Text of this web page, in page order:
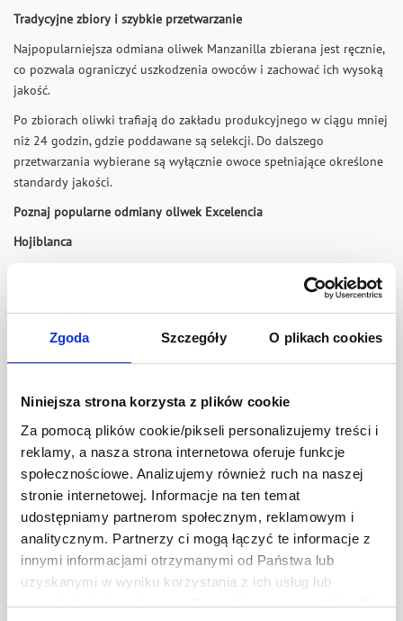
Zgoda Szczegóły O plikach cookies
Niniejsza strona korzysta z plików cookie
Za pomocą plików cookie/pikseli personalizujemy treści i
reklamy, a nasza strona internetowa oferuje funkcje
społecznościowe. Analizujemy również ruch na naszej
stronie internetowej. Informacje na ten temat
udostępniamy partnerom społecznym, reklamowym i
analitycznym. Partnerzy ci mogą łączyć te informacje z
innymi informacjami otrzymanymi od Państwa lub
uzyskanymi w wyniku korzystania z ich usług lub
przeglądania innych stron. Zezwalając na wszystkie pliki
Tradycyjne zbiory i szybkie przetwarzanie
Najpopularniejsza odmiana oliwek Manzanilla zbierana jest ręcznie,
co pozwala ograniczyć uszkodzenia owoców i zachować ich wysoką
jakość.
Po zbiorach oliwki trafiają do zakładu produkcyjnego w ciągu mniej
niż 24 godzin, gdzie poddawane są selekcji. Do dalszego
przetwarzania wybierane są wyłącznie owoce spełniające określone
standardy jakości.
Poznaj popularne odmiany oliwek Excelencia
Hojiblanca
delikatnym smakiem i wszechstronnym zastosowaniem kulinarnym.
Doskonale komponują się z:
sałatkami,
marynowanymi mięsami,
przekąskami kuchni śródziemnomorskiej.
Manzanilla
Manzanilla to jedna z najbardziej rozpoznawalnych odmian
hiszpańskich oliwek. Wyróżnia się regularnym, okrągłym kształtem
oraz dużym udziałem miąższu, dzięki czemu jest chętnie wybierana
zarówno jako samodzielna przekąska, jak i składnik wielu dań.
Gordal
Oliwki Gordal należą do największych odmian uprawianych w
Hiszpanii. Kalibracja 140-150 oznacza duży rozmiar owoców oraz